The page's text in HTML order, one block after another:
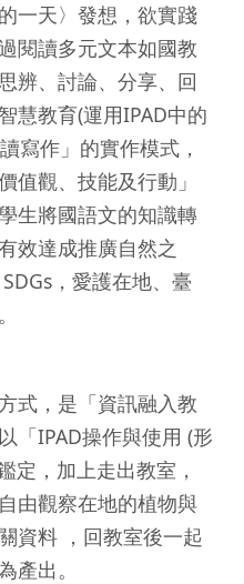
天〉發想，欲實踐
閱讀多元文本如國教
辨、討論、分享、回
慧教育(運用IPAD中的
寫作」的實作模式，
值觀、技能及行動」
生將國語文的知識轉
效達成推廣自然之
，愛護在地、臺
，是「資訊融入教
「IPAD操作與使用 (形
定，加上走出教室，
由觀察在地的植物與
資料 ，回教室後一起
產出。